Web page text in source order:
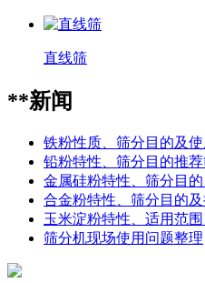
直线筛
**新闻
铁粉性质、筛分目的及
铅粉特性、筛分目的推
金属硅粉特性、筛分目
合金粉特性、筛分目的
玉米淀粉特性、适用范
筛分机现场使用问题整理